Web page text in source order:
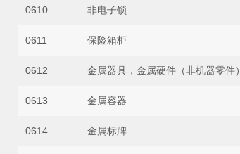
0610 非电子锁
0611 保险箱柜
0612 金属器具，金属硬件（非机器零件）
0613 金属容器
0614 金属标牌